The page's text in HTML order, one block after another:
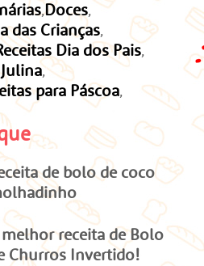
Doces
das Crianças
Dia dos Pais
para Páscoa
de bolo de coco
receita de Bolo
Churros Invertido!